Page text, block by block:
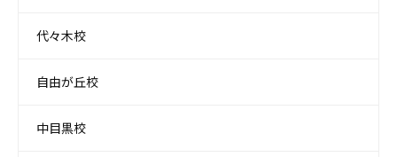
代々木校
自由が丘校
中目黒校